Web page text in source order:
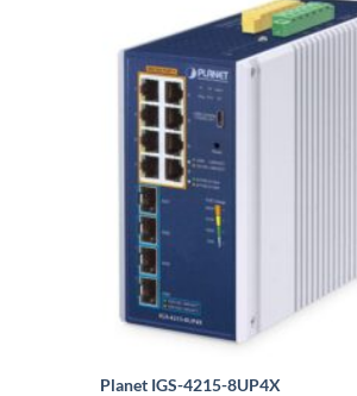
Planet IGS-4215-8UP4X